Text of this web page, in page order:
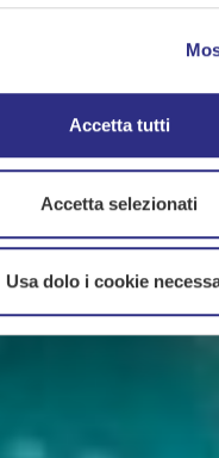
Accetta tutti
Accetta selezionati
Usa dolo i cookie